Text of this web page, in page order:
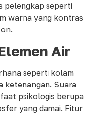
pelengkap seperti
warna yang kontras
Air
seperti kolam
ketenangan. Suara
psikologis berupa
yang damai. Fitur